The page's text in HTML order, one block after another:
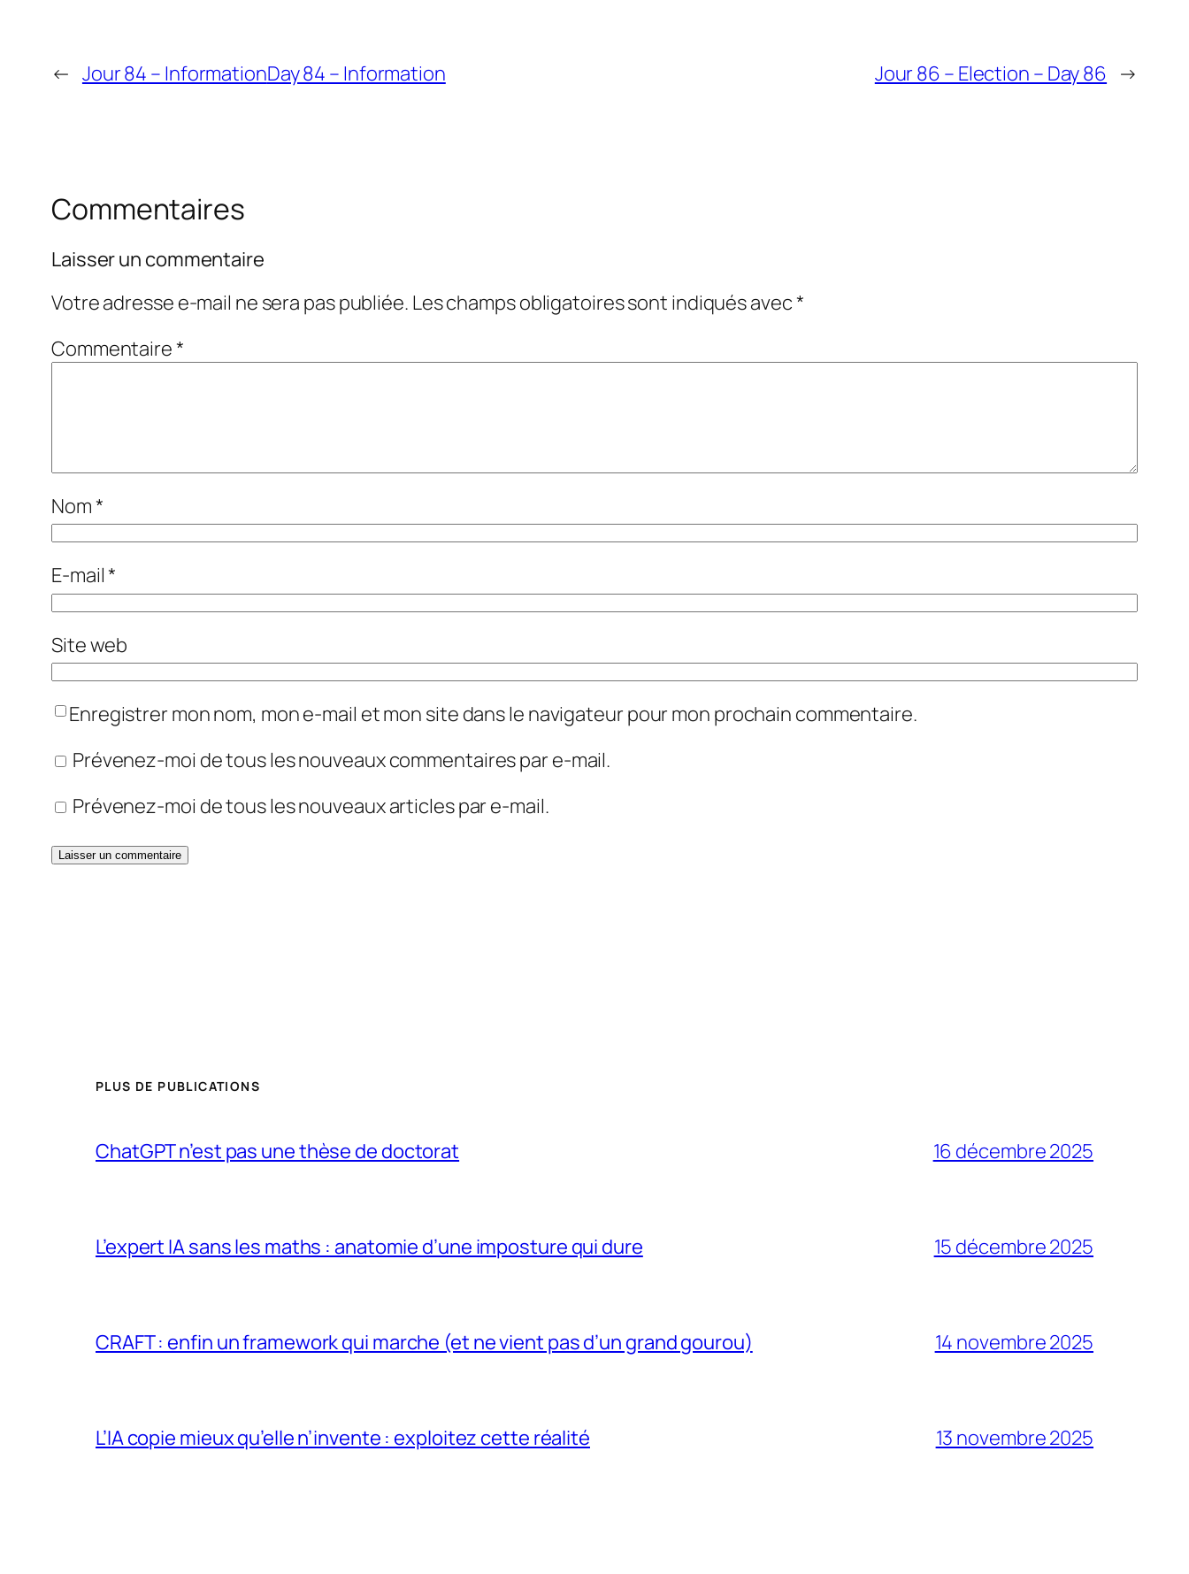
← Jour 84 – InformationDay 84 – Information Jour 86 – Election – Day 86 →
Commentaires
Laisser un commentaire
Votre adresse e-mail ne sera pas publiée. Les champs obligatoires sont indiqués avec*
Commentaire*
Nom*
E-mail*
Site web
Enregistrer mon nom, mon e-mail et mon site dans le navigateur pour mon prochain commentaire.
Prévenez-moi de tous les nouveaux commentaires par e-mail.
Prévenez-moi de tous les nouveaux articles par e-mail.
PLUS DE PUBLICATIONS
ChatGPT n’est pas une thèse de doctorat 16 décembre 2025
L’expert IA sans les maths : anatomie d’une imposture qui dure 15 décembre 2025
CRAFT : enfin un framework qui marche (et ne vient pas d’un grand gourou) 14 novembre 2025
L’IA copie mieux qu’elle n’invente : exploitez cette réalité 13 novembre 2025